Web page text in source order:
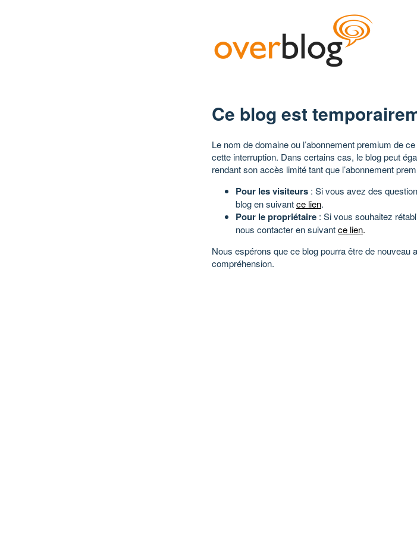
Ce blog est
Le nom de domaine ou l’abonnement premium de
cette interruption. Dans certains cas, le blog peut
rendant son accès limité tant que l’abonnement
Pour les visiteurs : Si vous avez des
blog en suivantce lien.
Pour le propriétaire : Si vous souhaitez
nous contacter en suivantce lien.
Nous espérons que ce blog pourra être de
compréhension.